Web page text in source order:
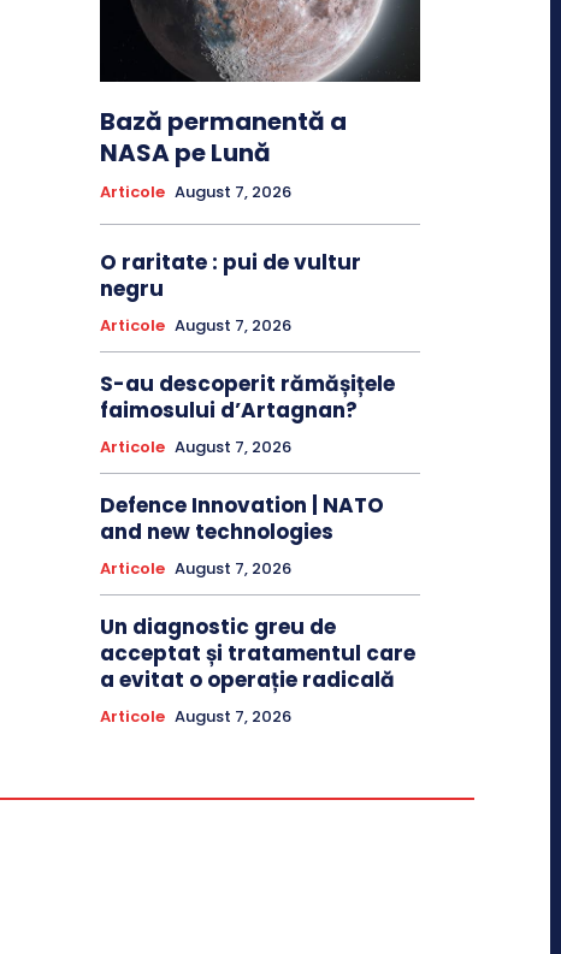
Bază permanentă a
NASA pe Lună
Articole August 7, 2026
O raritate : pui de vultur
negru
Articole August 7, 2026
S-au descoperit rămășițele
faimosului d’Artagnan?
Articole August 7, 2026
Defence Innovation | NATO
and new technologies
Articole August 7, 2026
Un diagnostic greu de
acceptat și tratamentul care
a evitat o operație radicală
Articole August 7, 2026